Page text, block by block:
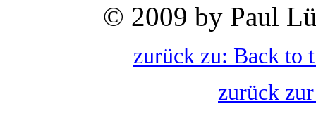
© 2009 by Paul
zurück zu: Back to
zurück